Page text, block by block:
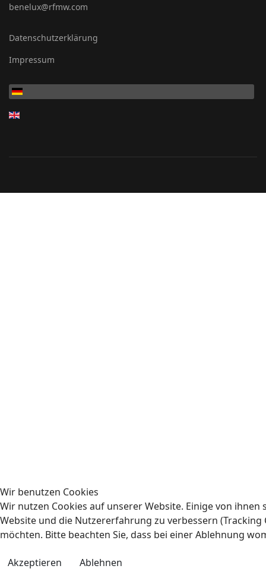
benelux@rfmw.com
Datenschutzerklärung
Impressum
Wir benutzen Cookies
Wir nutzen Cookies auf unserer Website. Einige von
Website und die Nutzererfahrung zu verbessern (Tracking
möchten. Bitte beachten Sie, dass bei einer Ablehnung
Akzeptieren
Ablehnen